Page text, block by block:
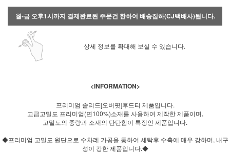
월-금 오후1시까지 결제완료된 주문건 한하여 배송집하(CJ택배사)됩니다.
상세 정보를 확대해 보실 수 있습니다.
<INFORMATION>
프리미엄 솔리드[오버핏]후드티 제품입니다.
고급고밀도 프리미엄(면100%)소재를 사용하여 제작한 제품이며,
고밀도의 중량과 소재의 탄탄함이 특징인 제품입니다.
◆프리미엄 고밀도 원단으로 수차례 가공을 통하여 세탁후 수축에 매우 강하며, 내구
성이 강한 제품입니다.◆